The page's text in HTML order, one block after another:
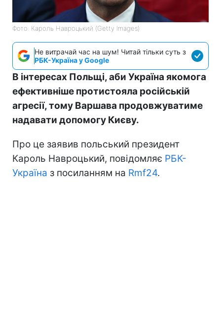
Фото: Кароль Навроцький (Getty Images)
Не витрачай час на шум! Читай тільки суть з
РБК-Україна у Google
В інтересах Польщі, аби Україна якомога
ефективніше протистояла російській
агресії, тому Варшава продовжуватиме
надавати допомогу Києву.
Про це заявив польський президент
Кароль Навроцький, повідомляє РБК-
Україна з посиланням на Rmf24.